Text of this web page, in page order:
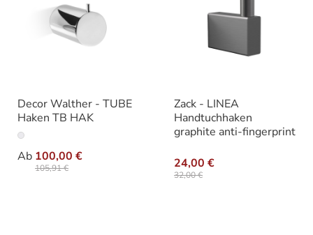
Decor Walther - TUBE
Haken TB HAK
Ab 100,00 €
105,91 €
Varianten
Zack - LINEA
Handtuchhaken
graphite anti-fingerprint
24,00 €
32,00 €